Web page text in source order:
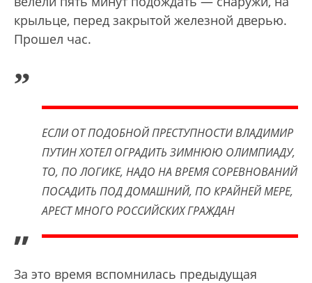
крыльце, перед закрытой железной дверью.
Прошел час.
„
ЕСЛИ ОТ ПОДОБНОЙ ПРЕСТУПНОСТИ ВЛАДИМИР
ПУТИН ХОТЕЛ ОГРАДИТЬ ЗИМНЮЮ ОЛИМПИАДУ,
ТО, ПО ЛОГИКЕ, НАДО НА ВРЕМЯ СОРЕВНОВАНИЙ
ПОСАДИТЬ ПОД ДОМАШНИЙ, ПО КРАЙНЕЙ МЕРЕ,
АРЕСТ МНОГО РОССИЙСКИХ ГРАЖДАН
”
За это время вспомнилась предыдущая